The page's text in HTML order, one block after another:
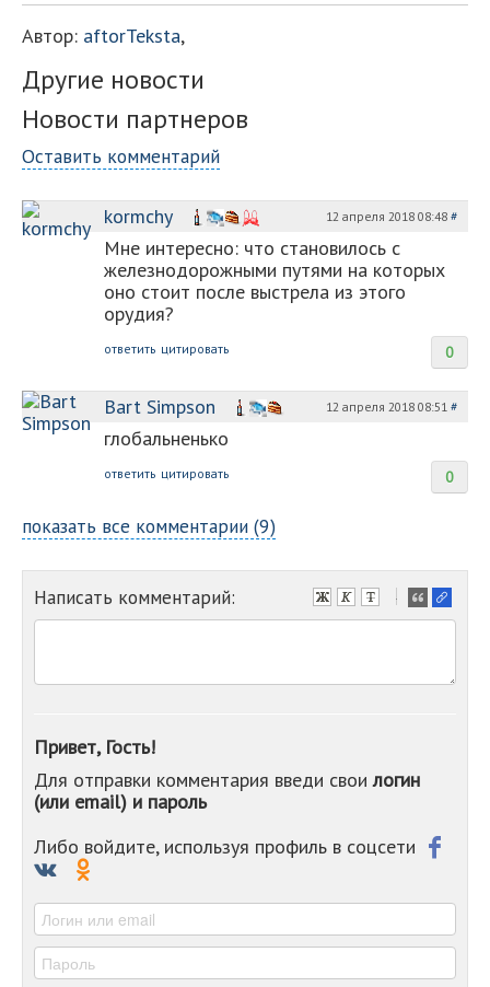
Автор: aftorTeksta,
Другие новости
Новости партнеров
Оставить комментарий
kormchy 12 апреля 2018 08:48 #
Мне интересно: что становилось с
железнодорожными путями на которых
оно стоит после выстрела из этого
орудия?
0
ответить цитировать
Bart Simpson 12 апреля 2018 08:51 #
глобальненько
0
ответить цитировать
показать все комментарии (9)
Написать комментарий:
-
-
-
-
-
Привет, Гость!
Для отправки комментария введи своилогин
(или email) и пароль
Либо войдите, используя профиль в соцсети